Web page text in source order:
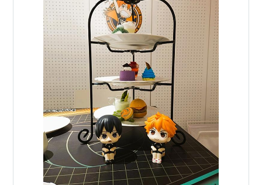
作者:古舘春一
出版社/メーカー:
集英社
発売日:2013/08/02
メディア:
コミック
この商品を含むブログ (20件) を見る
ハイキュー!! 8 (ジャンプコミック
ス)
作者: 古舘春一
出版社/メーカー:集英社
発売日:2013/10/04
メディア: コミック
この商品を含むブログ (16件) を見る